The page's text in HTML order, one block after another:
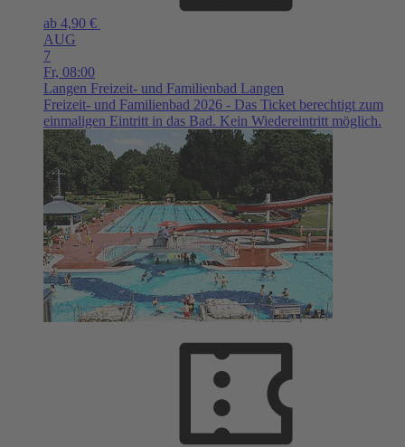
ab 4,90 €
AUG
7
Fr, 08:00
Langen Freizeit- und Familienbad Langen
Freizeit- und Familienbad 2026 - Das Ticket berechtigt zum
einmaligen Eintritt in das Bad. Kein Wiedereintritt möglich.